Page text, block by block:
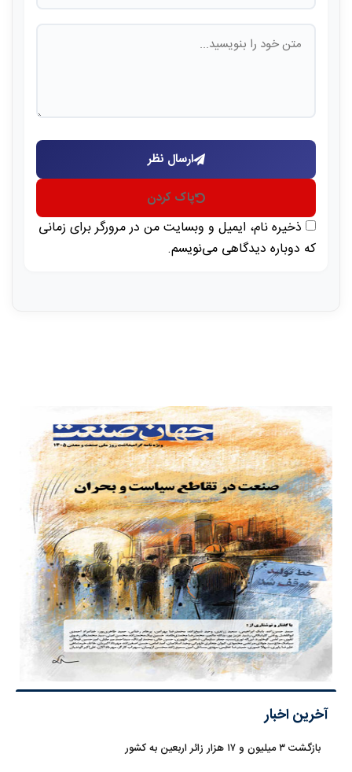
ارسال نظر
پاک کردن
ذخیره نام، ایمیل و وبسایت من در مرورگر برای زمانی
که دوباره دیدگاهی می‌نویسم.
آخرین اخبار
بازگشت ۳ میلیون و ۱۷ هزار زائر اربعین به کشور